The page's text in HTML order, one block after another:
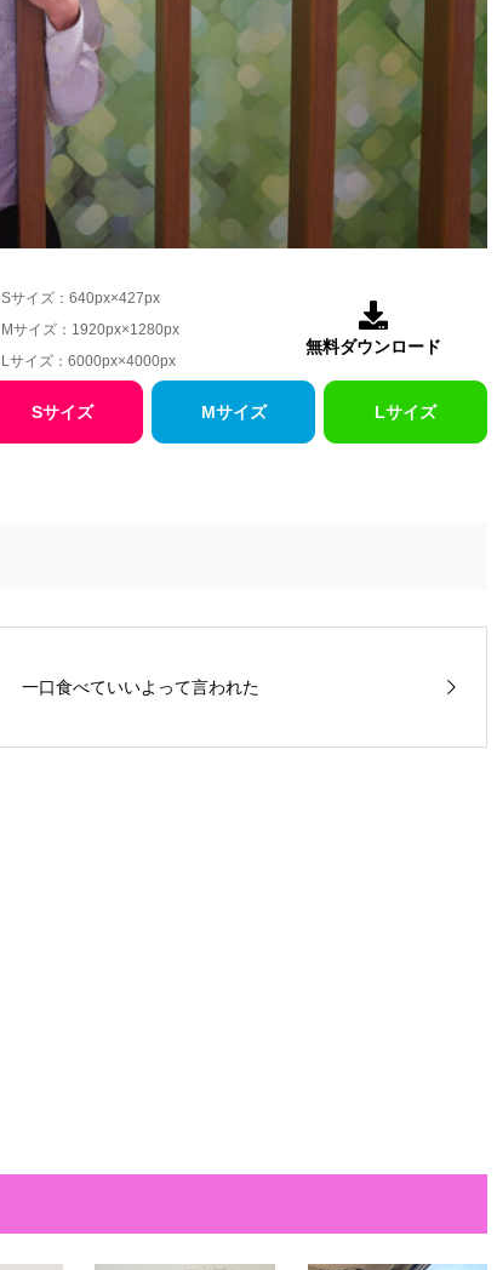
Sサイズ：640px×427px
Mサイズ：1920px×1280px
Lサイズ：6000px×4000px

無料ダウンロード
Sサイズ Mサイズ Lサイズ
一口食べていいよって言われた